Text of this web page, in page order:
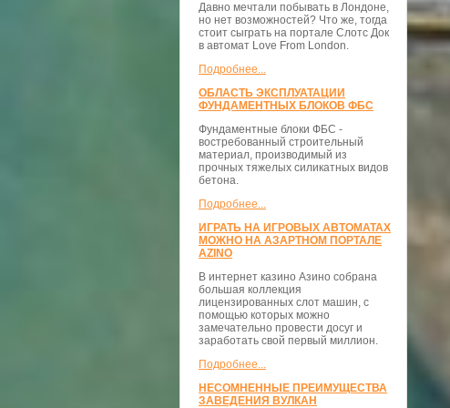
Давно мечтали побывать в Лондоне,
но нет возможностей? Что же, тогда
стоит сыграть на портале Слотс Док
в автомат Love From London.
Подробнее...
ОБЛАСТЬ ЭКСПЛУАТАЦИИ
ФУНДАМЕНТНЫХ БЛОКОВ ФБС
Фундаментные блоки ФБС -
востребованный строительный
материал, производимый из
прочных тяжелых силикатных видов
бетона.
Подробнее...
ИГРАТЬ НА ИГРОВЫХ АВТОМАТАХ
МОЖНО НА АЗАРТНОМ ПОРТАЛЕ
AZINO
В интернет казино Азино собрана
большая коллекция
лицензированных слот машин, с
помощью которых можно
замечательно провести досуг и
заработать свой первый миллион.
Подробнее...
НЕСОМНЕННЫЕ ПРЕИМУЩЕСТВА
ЗАВЕДЕНИЯ ВУЛКАН